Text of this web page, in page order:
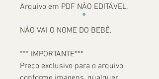
Arquivo em PDF NÃO EDITÁVEL.
NÃO VAI O NOME DO BEBÊ.
*** IMPORTANTE***
Preço exclusivo para o arquivo